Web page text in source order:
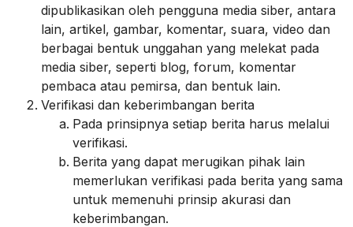
dipublikasikan oleh pengguna media siber, antara
lain, artikel, gambar, komentar, suara, video dan
berbagai bentuk unggahan yang melekat pada
media siber, seperti blog, forum, komentar
pembaca atau pemirsa, dan bentuk lain.
Verifikasi dan keberimbangan berita
Pada prinsipnya setiap berita harus melalui
verifikasi.
Berita yang dapat merugikan pihak lain
memerlukan verifikasi pada berita yang sama
untuk memenuhi prinsip akurasi dan
keberimbangan.